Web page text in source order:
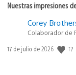
Nuestras impresiones
Corey
Colaborador de
Fecha
17 de julio de 2026 17